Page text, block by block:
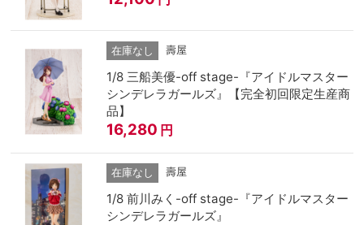
在庫なし 壽屋
1/8 三船美優-off stage-『アイドルマスター
シンデレラガールズ』【完全初回限定生産商
品】
16,280 円
在庫なし 壽屋
1/8 前川みく-off stage-『アイドルマスター
シンデレラガールズ』